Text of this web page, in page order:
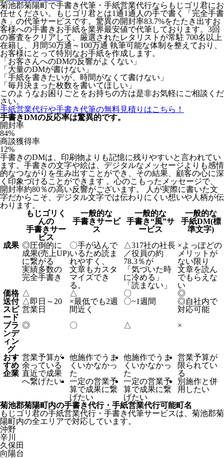
菊池郡菊陽町で手書き代筆・手紙営業代行ならもじゴリ君にお
任せください。もじゴリ君とは1通1通人の手で書く「完全手書
き」の代筆サービスです。驚異の開封率83.7%をたたき出すお
客様への手書きお手紙を業界最安値で代筆しております。3回
の審査をクリアして、厳選されたレタリストが常駐 700名以上
在籍し、月間50万通～100万通 執筆可能な体制を整えており、
お客様にとって特別なお手紙を作成します。
「お客さんへのDMの反響がよくない」
「大量のDMが書けない」
「手紙を書きたいが、時間がなくて書けない」
「毎月決まった枚数を書いてほしい」
このようなお困りごとをお持ちの方は是非お気軽にご相談くだ
さい。
手紙営業代行や手書き代筆の無料見積りはこちら！
手書きDMの反応率は驚異的です。
開封率
84%
商談獲得率
12%
手書きのDMは、印刷物よりも記憶に残りやすいと言われてい
ます。手書きの文字や絵は、デジタルなメッセージよりも感情
的なつながりを生み出すことができ、その結果、顧客の心に深
く印象づけることができます 。心のこもったメッセージで、
開封率約80％の高い反響がございます。 人が実際に書いた文
字だからこそ、デジタル文字では伝わりにくい想いや人柄が伝
わります。
もじゴリく
んの
手書きサー
ビス
一般的な
手書きサービ
ス
一般的な
手書き“風”サ
ービス
一般的な
手紙DM(標
準文字)
成果 ◎圧倒的に
成果(売上UP)
に繋がる
実績多数の
完全手書き
〇手が込んで
いるため読ま
れやすく、
文章もカスタ
マイズでき
る。
△317社の社長
／役員の約
78.3％が
「気づいた時
に冷める」
「読まない」
×よっぽどの
メリットが
ない限り
文章を読ん
でもらえな
い
価格 △ △ 〇
◎
送付
スピ
ード
△ 即日～20
営業日
×最低でも2週
間近く
〇~1週間 ◎自社内で
対応可能
ブラ
ンデ
ィン
グ
◎ 〇 △ ×
おす
すめ
企業
営業予算が
余っている
直近で成果
へ繋げたい
他施作でうま
くいかなかっ
た
一定の営業予
算で成果に繋
げたい
他施作でうま
くいかなかっ
た
一定の営業予
算で成果に繋
げたい
営業予算が
限られてい
る
別施作と併
用したい
菊池郡菊陽町内の手書き代行・手紙営業代行可能町名
もじゴリ君の手紙営業代行・手書き代筆サービスは、菊池郡菊
陽町内の全エリアで対応しています。
沖野
辛川
久保田
向陽台